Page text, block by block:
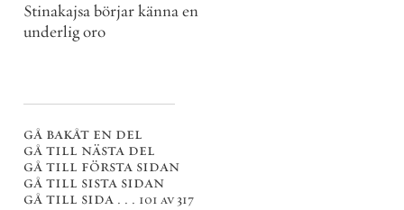
Stinakajsa börjar känna en
underlig oro
gå bakåt en del
gå till nästa del
gå till första sidan
gå till sista sidan
gå till sida . . . 101 av 317